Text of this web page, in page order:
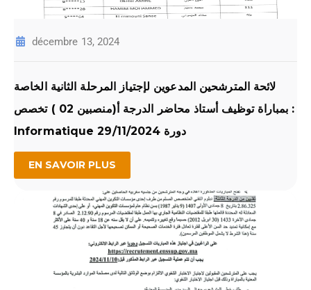
décembre 13, 2024
لائحة المترشحين المدعوين لإجتياز المرحلة الثانية الخاصة
بمباراة توظيف أستاذ محاضر الدرجة أ(منصبين 02 ) تخصص :
Informatique دورة 29/11/2024
EN SAVOIR PLUS